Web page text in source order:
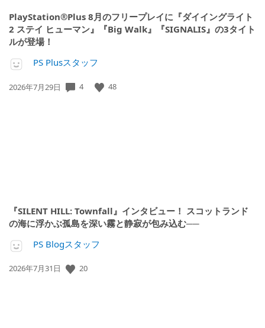
PlayStation®Plus 8月のフリープレイに『ダイイングライト
2 ステイ ヒューマン』『Big Walk』『SIGNALIS』の3タイト
ルが登場！
PS Plusスタッフ
公
2026年7月29日 4 48
『SILENT HILL: Townfall』インタビュー！ スコットランド
の海に浮かぶ孤島を深い霧と静寂が包み込む──
PS Blogスタッフ
公
2026年7月31日 20